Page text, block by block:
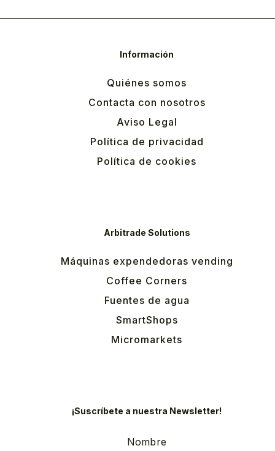
Información
Quiénes somos
Contacta con nosotros
Aviso Legal
Política de privacidad
Política de cookies
Arbitrade Solutions
Máquinas expendedoras vending
Coffee Corners
Fuentes de agua
SmartShops
Micromarkets
¡Suscríbete a nuestra Newsletter!